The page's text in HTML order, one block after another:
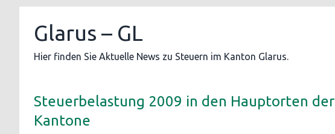
Glarus – GL
Hier finden Sie Aktuelle News zu Steuern im Kanton Glarus.
Steuerbelastung 2009 in den Hauptorten der
Kantone